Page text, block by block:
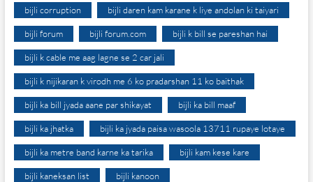
bijli corruption bijli daren kam karane k liye andolan ki taiyari
bijli forum bijli forum.com bijli k bill se pareshan hai
bijli k cable me aag lagne se 2 car jali
bijli k nijikaran k virodh me 6 ko pradarshan 11 ko baithak
bijli ka bill jyada aane par shikayat bijli ka bill maaf
bijli ka jhatka bijli ka jyada paisa wasoola 13711 rupaye lotaye
bijli ka metre band karne ka tarika bijli kam kese kare
bijli kaneksan list bijli kanoon